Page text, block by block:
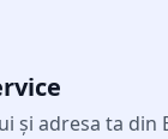
și adresa ta din